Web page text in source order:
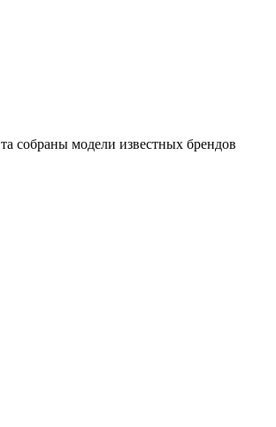
собраны модели известных брендов